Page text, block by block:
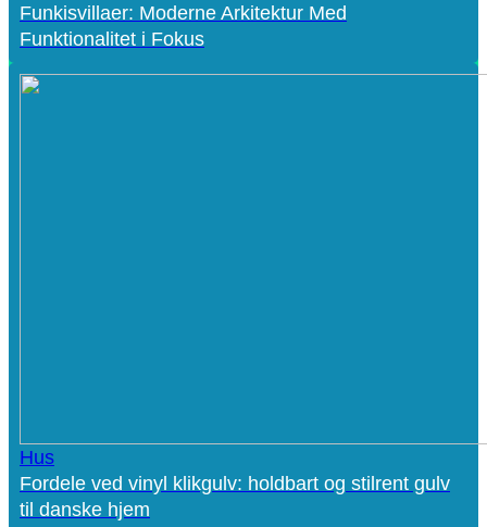
Funkisvillaer: Moderne Arkitektur Med
Funktionalitet i Fokus
Hus
Fordele ved vinyl klikgulv: holdbart og stilrent gulv
til danske hjem